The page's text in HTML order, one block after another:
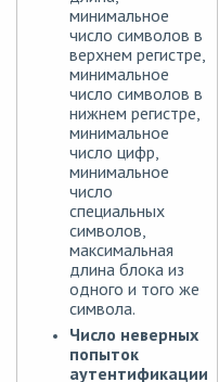
минимальное
число символов в
верхнем регистре,
минимальное
число символов в
нижнем регистре,
минимальное
число цифр,
минимальное
число
специальных
символов,
максимальная
длина блока из
одного и того же
символа.
Число неверных
попыток
аутентификации